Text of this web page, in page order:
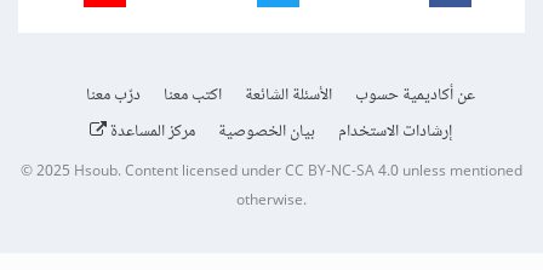
عن أكاديمية حسوب الأسئلة الشائعة اكتب معنا
درّب معنا
إرشادات الاستخدام
بيان الخصوصية مركز المساعدة
© 2025Hsoub.Content licensed underCC BY-NC-SA 4.0unless mentioned
otherwise.